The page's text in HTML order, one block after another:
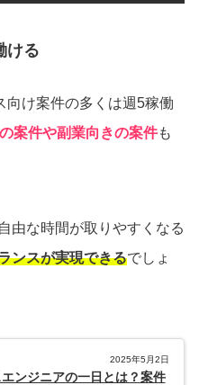
ける
向け案件の多くは週5稼働
案件や副業向きの案件も
由な時間が取りやすくなる
ンスが実現できるでしょ
2025年5月2日
ンジニアの一日とは？案件